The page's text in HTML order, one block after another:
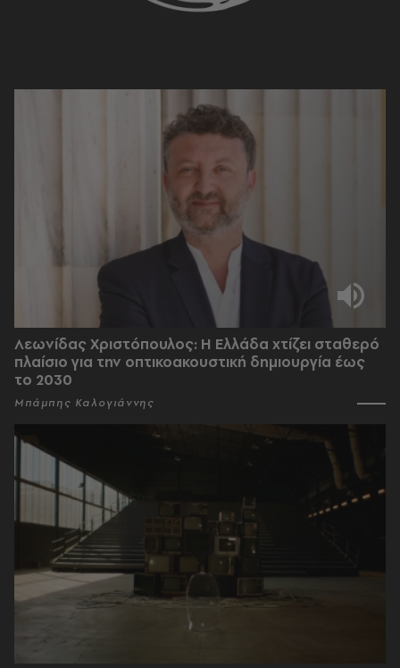
Λεωνίδας Χριστόπουλος: Η Ελλάδα χτίζει σταθερό
πλαίσιο για την οπτικοακουστική δημιουργία έως
το 2030
Μπάμπης Καλογιάννης